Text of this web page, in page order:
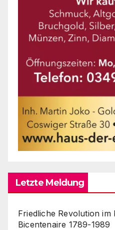
Letzte Meldung
Friedliche Revolution im
Bicentenaire 1789-1989